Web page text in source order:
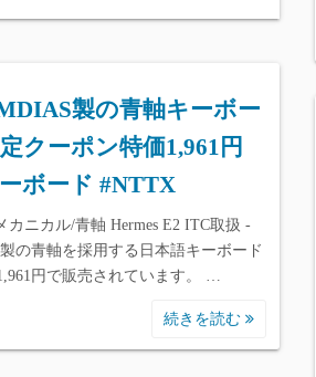
製の青軸キーボー
クーポン特価1,961円
ボード #NTTX
カニカル/青軸 Hermes E2 ITC取扱 -
の青軸を採用する日本語キーボード
円で販売されています。 …
続きを読む